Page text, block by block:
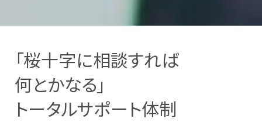
「桜十字に相談すれば
何とかなる」
トータルサポート体制